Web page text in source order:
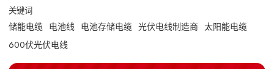
关键词
储能电缆 电池线 电池存储电缆 光伏电线制造商 太阳能电缆
600伏光伏电线